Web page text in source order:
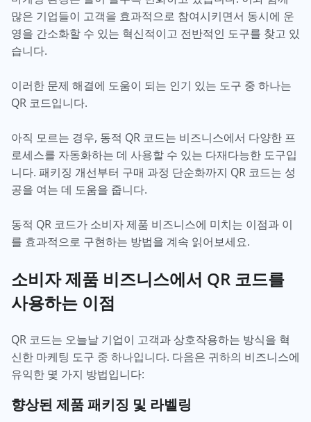
많은 기업들이 고객을 효과적으로 참여시키면서 동시에 운
영을 간소화할 수 있는 혁신적이고 전반적인 도구를 찾고 있
습니다.
이러한 문제 해결에 도움이 되는 인기 있는 도구 중 하나는
QR 코드입니다.
아직 모르는 경우, 동적 QR 코드는 비즈니스에서 다양한 프
로세스를 자동화하는 데 사용할 수 있는 다재다능한 도구입
니다. 패키징 개선부터 구매 과정 단순화까지 QR 코드는 성
공을 여는 데 도움을 줍니다.
동적 QR 코드가 소비자 제품 비즈니스에 미치는 이점과 이
를 효과적으로 구현하는 방법을 계속 읽어보세요.
소비자 제품 비즈니스에서 QR 코드를
사용하는 이점
QR 코드는 오늘날 기업이 고객과 상호작용하는 방식을 혁
신한 마케팅 도구 중 하나입니다. 다음은 귀하의 비즈니스에
유익한 몇 가지 방법입니다:
향상된 제품 패키징 및 라벨링